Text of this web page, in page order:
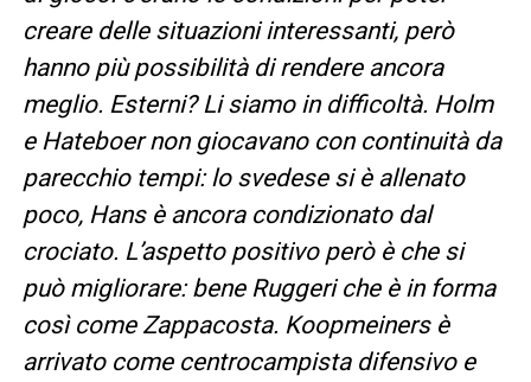
creare delle situazioni interessanti, però
hanno più possibilità di rendere ancora
meglio. Esterni? Li siamo in difficoltà. Holm
e Hateboer non giocavano con continuità da
parecchio tempi: lo svedese si è allenato
poco, Hans è ancora condizionato dal
crociato. L’aspetto positivo però è che si
può migliorare: bene Ruggeri che è in forma
così come Zappacosta. Koopmeiners è
arrivato come centrocampista difensivo e